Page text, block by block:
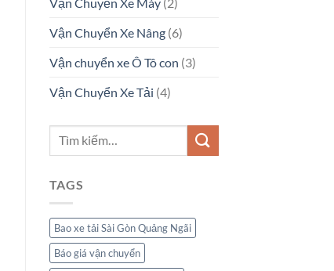
Vận Chuyển Xe Nâng(6)
Vận chuyển xe Ô Tô con (3)
Vận Chuyển Xe Tải (4)
TAGS
Bao xe tải Sài Gòn Quảng Ngãi
Báo giá vận chuyển